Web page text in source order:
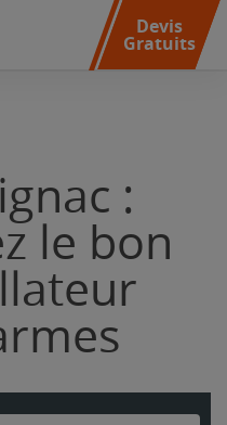
Devis
Gratuits
:
le bon